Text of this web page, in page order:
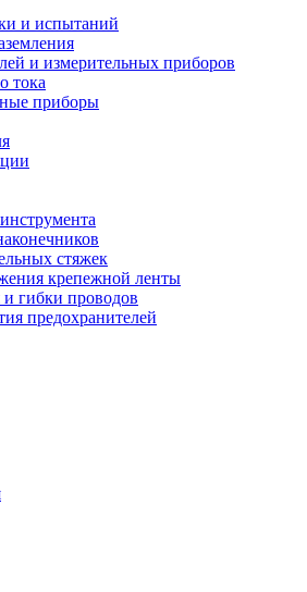
и испытаний
и измерительных приборов
тока
приборы
стяжек
крепежной ленты
гибки проводов
предохранителей